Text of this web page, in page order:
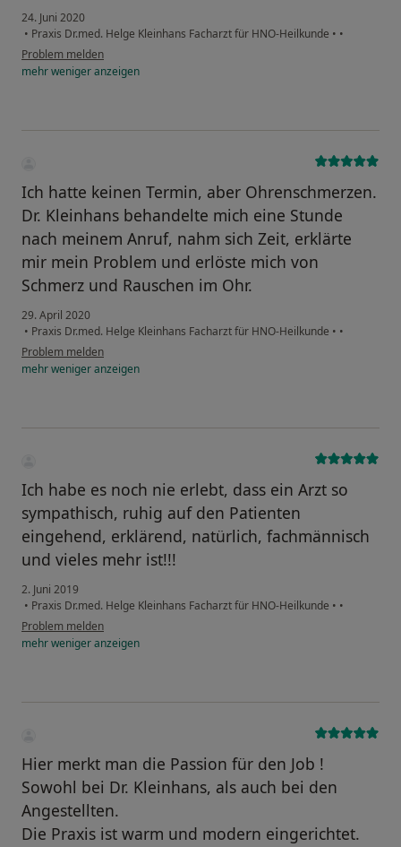
24. Juni 2020
• Praxis Dr.med. Helge Kleinhans Facharzt für HNO-Heilkunde • •
Problem melden
mehrwenigeranzeigen
Ich hatte keinen Termin, aber Ohrenschmerzen.
Dr. Kleinhans behandelte mich eine Stunde
nach meinem Anruf, nahm sich Zeit, erklärte
mir mein Problem und erlöste mich von
Schmerz und Rauschen im Ohr.
29. April 2020
• Praxis Dr.med. Helge Kleinhans Facharzt für HNO-Heilkunde • •
Problem melden
mehrwenigeranzeigen
Ich habe es noch nie erlebt, dass ein Arzt so
sympathisch, ruhig auf den Patienten
eingehend, erklärend, natürlich, fachmännisch
und vieles mehr ist!!!
2. Juni 2019
• Praxis Dr.med. Helge Kleinhans Facharzt für HNO-Heilkunde • •
Problem melden
mehrwenigeranzeigen
Hier merkt man die Passion für den Job !
Sowohl bei Dr. Kleinhans, als auch bei den
Angestellten.
Die Praxis ist warm und modern eingerichtet.